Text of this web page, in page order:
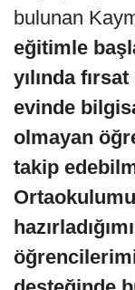
bulunan
eğitimle
yılında
evinde
olmayan
takip